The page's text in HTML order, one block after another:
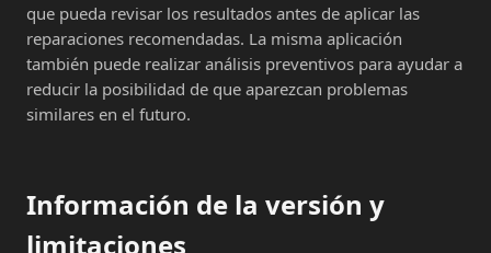
que pueda revisar los resultados antes de aplicar las
reparaciones recomendadas. La misma aplicación
también puede realizar análisis preventivos para ayudar a
reducir la posibilidad de que aparezcan problemas
similares en el futuro.
Información de la versión y
limitaciones